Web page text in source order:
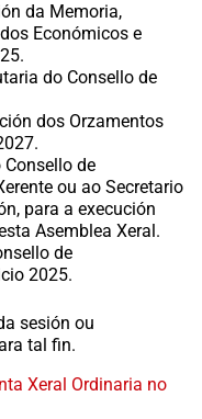
da Memoria,
Económicos e
do Consello de
dos Orzamentos
de
ou ao Secretario
para a execución
Asemblea Xeral.
de
2025.
sesión ou
tal fin.​​
Xeral Ordinaria no